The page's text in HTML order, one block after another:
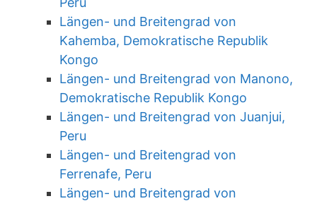
Längen- und Breitengrad von
Kahemba, Demokratische Republik
Kongo
Längen- und Breitengrad von Manono,
Demokratische Republik Kongo
Längen- und Breitengrad von Juanjui,
Peru
Längen- und Breitengrad von
Ferrenafe, Peru
Längen- und Breitengrad von